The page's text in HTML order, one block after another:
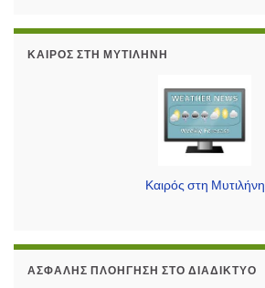
ΚΑΙΡΌΣ ΣΤΗ ΜΥΤΙΛΉΝΗ
Καιρός στη Μυτιλήνη
ΑΣΦΑΛΉΣ ΠΛΟΉΓΗΣΗ ΣΤΟ ΔΙΑΔΊΚΤΥΟ